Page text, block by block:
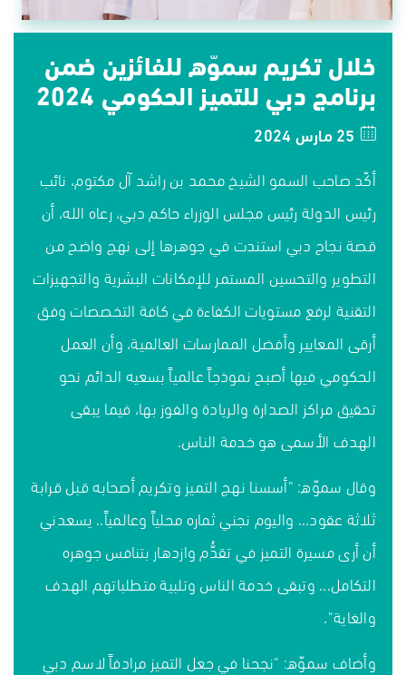
خلال تكريم سموّه للفائزين ضمن
برنامج دبي للتميز الحكومي 2024
25 مارس 2024
أكّد صاحب السمو الشيخ محمد بن راشد آل مكتوم، نائب
رئيس الدولة رئيس مجلس الوزراء حاكم دبي، رعاه الله، أن
قصة نجاح دبي استندت في جوهرها إلى نهج واضح من
التطوير والتحسين المستمر للإمكانات البشرية والتجهيزات
التقنية لرفع مستويات الكفاءة في كافة التخصصات وفق
أرقى المعايير وأفضل الممارسات العالمية، وأن العمل
الحكومي فيها أصبح نموذجاً عالمياً بسعيه الدائم نحو
تحقيق مراكز الصدارة والريادة والفوز بها، فيما يبقى
الهدف الأسمى هو خدمة الناس.
وقال سموّه: "أسسنا نهج التميز وتكريم أصحابه قبل قرابة
ثلاثة عقود... واليوم نجني ثماره محلياً وعالمياً.. يسعدني
أن أرى مسيرة التميز في تقدُّم وازدهار بتنافس جوهره
التكامل... وتبقى خدمة الناس وتلبية متطلباتهم الهدف
والغاية".
وأضاف سموّه: "نجحنا في جعل التميز مرادفاً لاسم دبي